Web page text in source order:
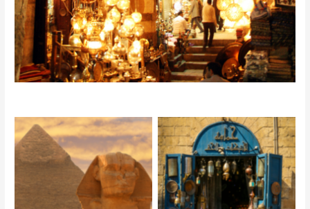
Brak podpisu Brak podpisu